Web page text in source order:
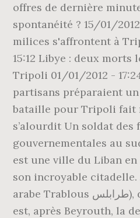
offres de dernière
spontanéité ? 15/01/
milices s'affrontent à
15:12 Libye : deux morts
Tripoli 01/01/2012 -
partisans préparaient
bataille pour Tripoli fait
s’alourdit Un soldat des
gouvernementales au
est une ville du Liban
son incroyable
arabe Trablous طرابلس), dans le nord du pays,
est, après Beyrouth, la